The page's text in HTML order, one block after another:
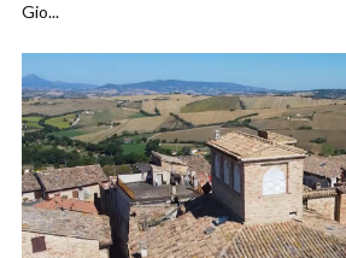
Gio...